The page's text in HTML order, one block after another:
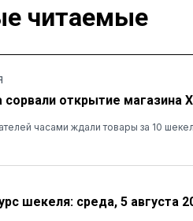
читаемые
сорвали открытие магазина
часами ждали товары за 10
шекеля: среда, 5 августа